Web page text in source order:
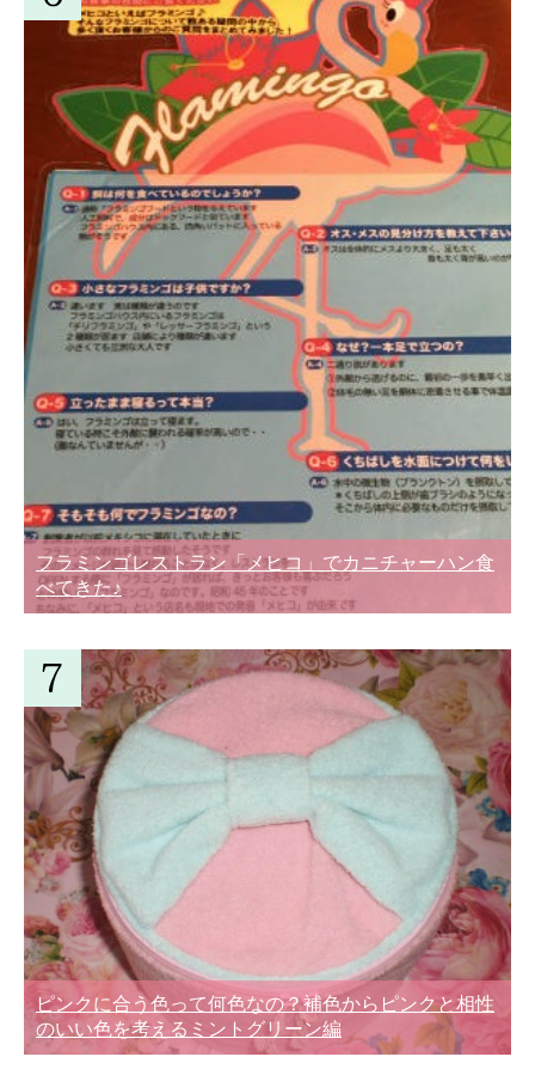
フラミンゴレストラン「メヒコ」でカニチャーハン食
べてきた♪
ピンクに合う色って何色なの？補色からピンクと相性
のいい色を考えるミントグリーン編